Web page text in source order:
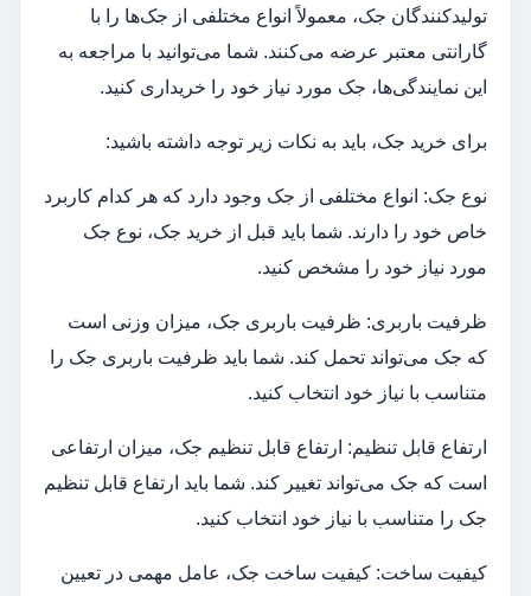
تولیدکنندگان جک، معمولاً انواع مختلفی از جک‌ها را با
گارانتی معتبر عرضه می‌کنند. شما می‌توانید با مراجعه به
این نمایندگی‌ها، جک مورد نیاز خود را خریداری کنید.
برای خرید جک، باید به نکات زیر توجه داشته باشید:
نوع جک: انواع مختلفی از جک وجود دارد که هر کدام کاربرد
خاص خود را دارند. شما باید قبل از خرید جک، نوع جک
مورد نیاز خود را مشخص کنید.
ظرفیت باربری: ظرفیت باربری جک، میزان وزنی است
که جک می‌تواند تحمل کند. شما باید ظرفیت باربری جک را
متناسب با نیاز خود انتخاب کنید.
ارتفاع قابل تنظیم: ارتفاع قابل تنظیم جک، میزان ارتفاعی
است که جک می‌تواند تغییر کند. شما باید ارتفاع قابل تنظیم
جک را متناسب با نیاز خود انتخاب کنید.
کیفیت ساخت: کیفیت ساخت جک، عامل مهمی در تعیین